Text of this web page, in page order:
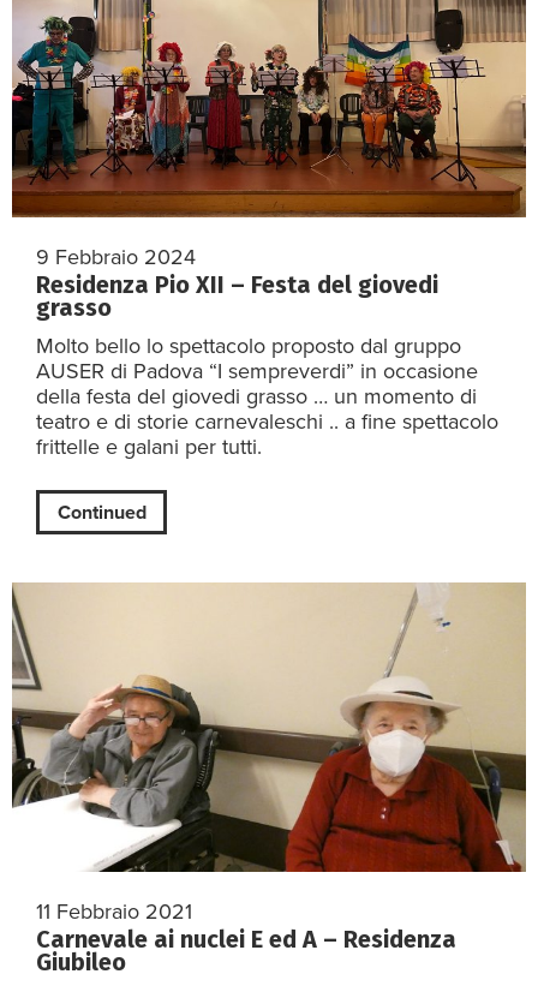
9 Febbraio 2024
Residenza Pio XII – Festa del giovedi
grasso
Molto bello lo spettacolo proposto dal gruppo
AUSER di Padova “I sempreverdi” in occasione
della festa del giovedi grasso … un momento di
teatro e di storie carnevaleschi .. a fine spettacolo
frittelle e galani per tutti.
Continued
11 Febbraio 2021
Carnevale ai nuclei E ed A – Residenza
Giubileo